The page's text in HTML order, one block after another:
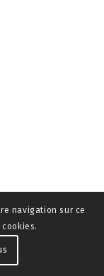
navigation sur ce